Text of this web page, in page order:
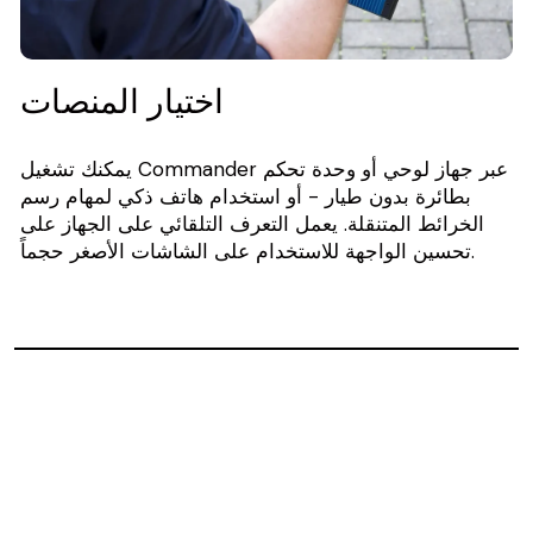
اختيار المنصات
يمكنك تشغيل Commander عبر جهاز لوحي أو وحدة تحكم
بطائرة بدون طيار - أو استخدام هاتف ذكي لمهام رسم
الخرائط المتنقلة. يعمل التعرف التلقائي على الجهاز على
تحسين الواجهة للاستخدام على الشاشات الأصغر حجماً.